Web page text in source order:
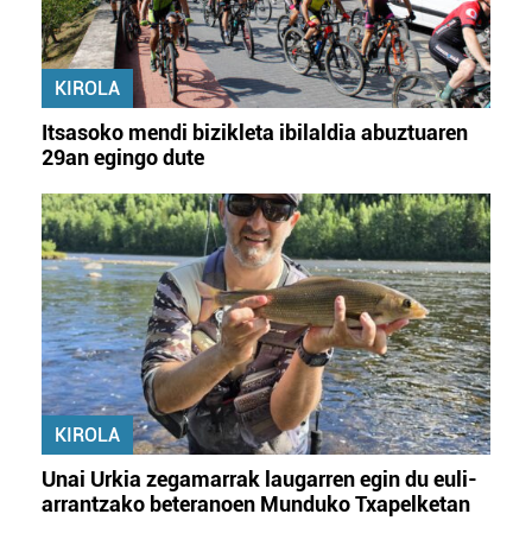
KIROLA
Itsasoko mendi bizikleta ibilaldia abuztuaren
29an egingo dute
KIROLA
Unai Urkia zegamarrak laugarren egin du euli-
arrantzako beteranoen Munduko Txapelketan